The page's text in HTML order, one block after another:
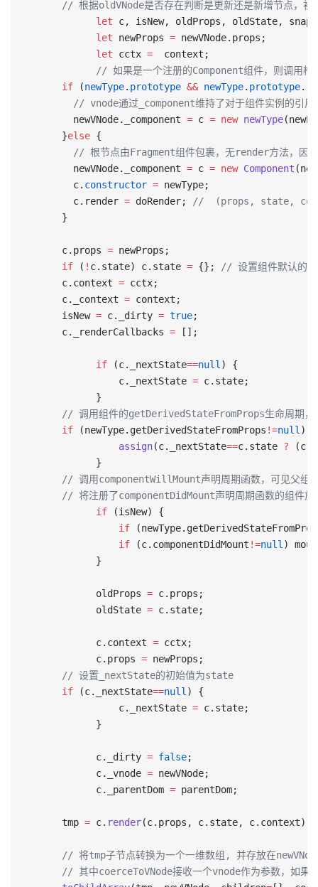
// 根据oldVNode是否存在判断是更新还是新增节点，初
			let
c, isNew, oldProps, oldState,
			let
newProps = newVNode.props;
			let
cctx =
  context;
// 如果是一个注册的Component组件，则调用
      if
(newType. prototype && newType. prototype
// vnode通过_component维持了对于组件实例的引
        newVNode._component
= c = new newType
      }
else {
// 根节点由Fragment组件包裹，无render方法，因
        newVNode._component
= c = new Component
        c.
constructor = newType;
        c.render
= doRender;
//  (props, state,
      }
      c.props
= newProps;
      if
( ! c.state) c.state = {};
// 设置组件默认的
      c.context
= cctx;
      c._context
= context;
      isNew
= c._dirty = true;
      c._renderCallbacks
= [];
			if
(c._nextState==null ) {
				c._nextState
= c.state;
			}
// 调用组件的getDerivedStateFromProps生命周期，
      if
(newType.getDerivedStateFromProps !=null ) {
				assign
(c._nextState==c.state ?
			}
// 调用componentWillMount声明周期函数，可见父组
// 将注册了componentDidMount声明周期函数的组件
			if
(isNew) {
				if
				if
(c.componentDidMount !=null )
			}
			oldProps
= c.props;
			oldState
= c.state;
			c.context
= cctx;
			c.props
= newProps;
      // 设置_nextState的初始值为state
      if
(c._nextState==null ) {
				c._nextState
= c.state;
			}
			c._dirty
= false;
			c._vnode
= newVNode;
			c._parentDom
= parentDom;
      tmp
= c. render(c.props, c.state, c.context);
// 将tmp子节点转换为一个一维数组, 并存放在
// 其中coerceToVNode接收一个vnode作为参数，如果